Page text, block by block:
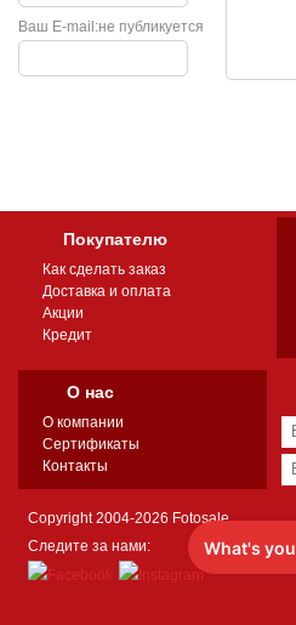
не публикуется
Ваш E-mail:
Покупателю
Как сделать заказ
Доставка и оплата
Акции
Кредит
О нас
О компании
Сертификаты
Контакты
Copyright 2004-2026 Fotosale
Следите за нами: